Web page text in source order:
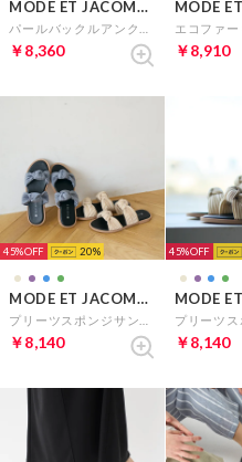
MODE ET JACOMO carino
￥8,360 ￥8,910
45% 20
MODE ET JACOMO carino
￥8,140
45%
￥8,140